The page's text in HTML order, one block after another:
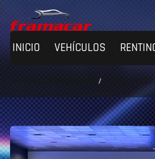
INICIO VEHÍCULOS
/ VEHÍCULOS DE